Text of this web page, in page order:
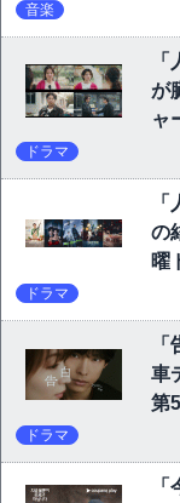
音楽
が
ャ
ドラマ
の
曜
ドラマ
車
第
ドラマ